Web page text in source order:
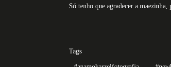
Só tenho que agradecer a
Tags